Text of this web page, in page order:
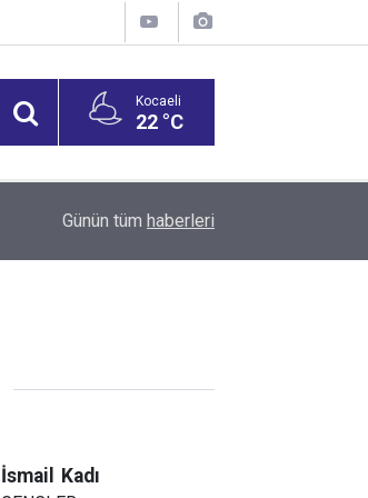
Kocaeli
22 °C
GTO'dan Üyelerine Ticari Fırsat
Günün tüm haberleri
İsmail Kadı